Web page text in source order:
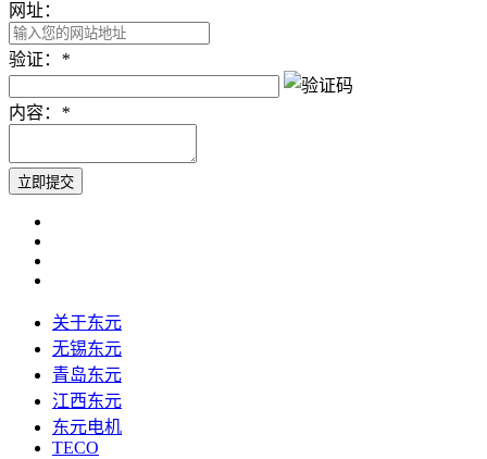
网址：
验证： *
内容： *
关于东元
无锡东元
青岛东元
江西东元
东元电机
TECO